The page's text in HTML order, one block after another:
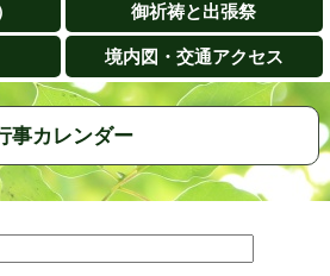
御祈祷と出張祭
境内図・交通アクセス
事カレンダー